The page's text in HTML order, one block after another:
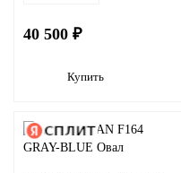
40 500 ₽
Купить